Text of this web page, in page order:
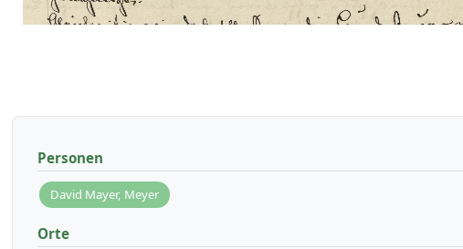
Personen
David Mayer, Meyer
Orte